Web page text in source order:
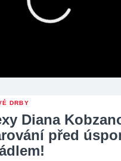
DRBY
Diana
před